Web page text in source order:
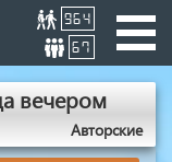
964
67
вечером
Авторские